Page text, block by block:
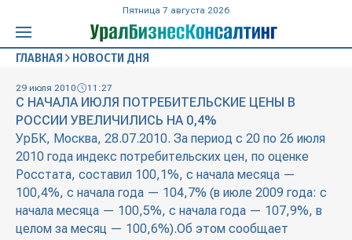
Пятница 7 августа 2026
ГЛАВНАЯ НОВОСТИ ДНЯ
29 июля 2010 11:27
С НАЧАЛА ИЮЛЯ ПОТРЕБИТЕЛЬСКИЕ ЦЕНЫ В
РОССИИ УВЕЛИЧИЛИСЬ НА 0,4%
УрБК, Москва, 28.07.2010. За период с 20 по 26 июля
2010 года индекс потребительских цен, по оценке
Росстата, составил 100,1%, с начала месяца —
100,4%, с начала года — 104,7% (в июле 2009 года: с
начала месяца — 100,5%, с начала года — 107,9%, в
целом за месяц — 100,6%).Об этом сообщает